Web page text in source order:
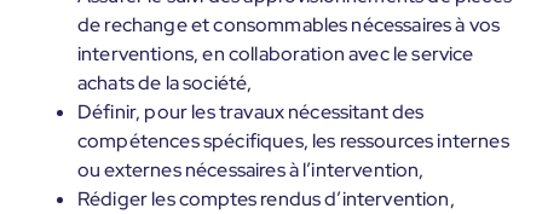
de rechange et consommables nécessaires à vos
interventions, en collaboration avec le service
achats de la société,
Définir, pour les travaux nécessitant des
compétences spécifiques, les ressources internes
ou externes nécessaires à l’intervention,
Rédiger les comptes rendus d’intervention,